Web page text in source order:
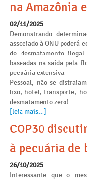
na Amazônia
02/11/2025
Demonstrando
associado à ONU poderá
do desmatamento
baseadas na saída pela
pecuária extensiva.
Pessoal, não se
lixo, hotel, transporte,
desmatamento zero!
[leia mais...]
COP30
à pecuária de
26/10/2025
Interessante que o